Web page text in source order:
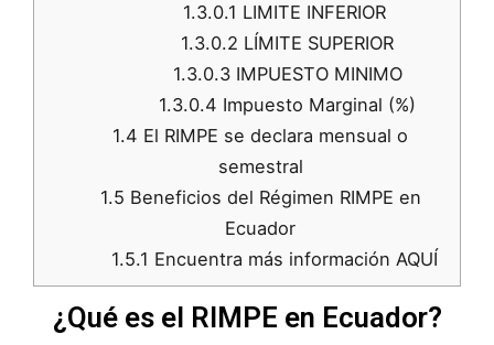
1.3.0.1 LIMITE INFERIOR
1.3.0.2 LÍMITE SUPERIOR
1.3.0.3IMPUESTO MINIMO
1.3.0.4 Impuesto Marginal (%)
1.4 El RIMPE se declara mensual o
semestral
1.5 Beneficios del Régimen RIMPE en
Ecuador
1.5.1 Encuentra más información AQUÍ
¿Qué es el RIMPE en Ecuador?